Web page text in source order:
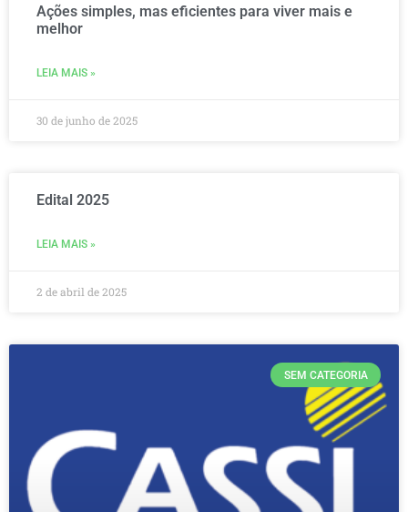
Ações simples, mas eficientes para viver mais e
melhor
LEIA MAIS »
30 de junho de 2025
Edital 2025
LEIA MAIS »
2 de abril de 2025
SEM CATEGORIA